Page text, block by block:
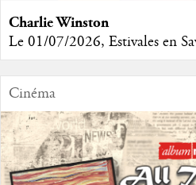
Charlie Winston
Le 01/07/2026, Estivales en
Cinéma